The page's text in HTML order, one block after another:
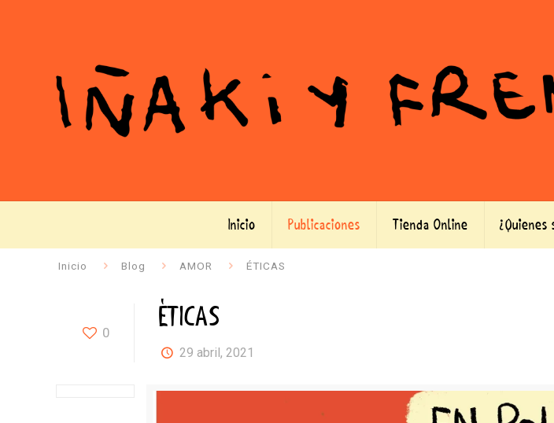
Inicio Publicaciones Tienda Online ¿Quienes
Inicio Blog AMOR ÉTICAS
0 ÉTICAS
29 abril, 2021